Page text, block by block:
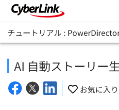
チュートリアル :
AI 自動ストーリー
お気に入